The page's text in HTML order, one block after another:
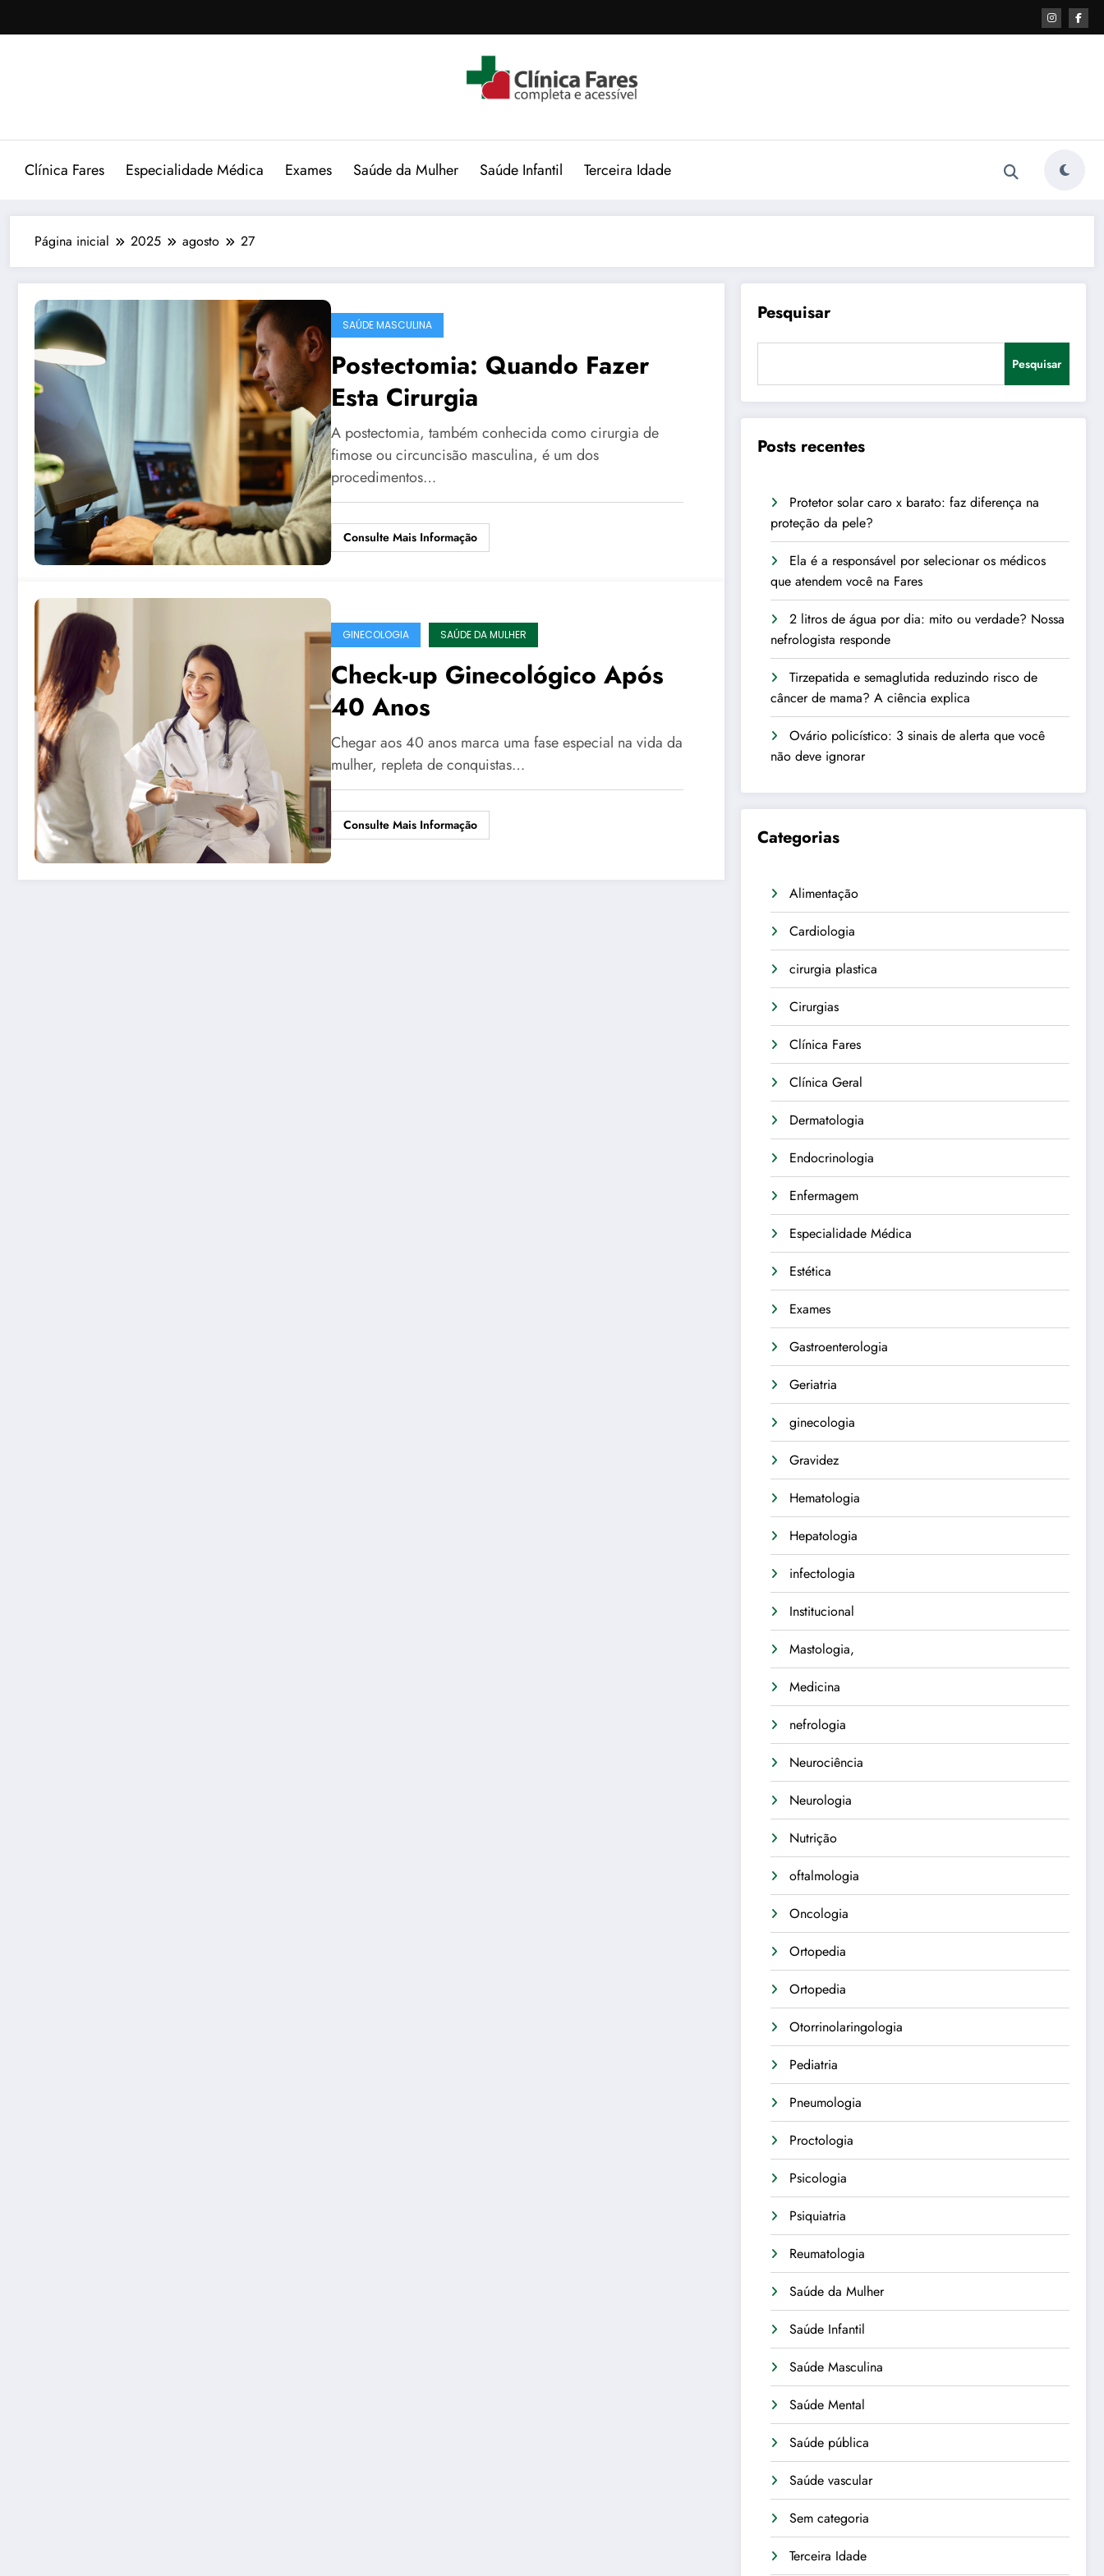
para
Clínica Fares Especialidade Médica Exames Saúde da Mulher Saúde Infantil Terceira Idade
Página inicial 2025 agosto 27
SAÚDE MASCULINA
Postectomia: Quando Fazer
Esta Cirurgia
A postectomia, também conhecida como cirurgia de
fimose ou circuncisão masculina, é um dos
procedimentos…
Consulte Mais Informação
GINECOLOGIA SAÚDE DA MULHER
Check-up Ginecológico Após
40 Anos
Chegar aos 40 anos marca uma fase especial na vida da
mulher, repleta de conquistas…
Consulte Mais Informação
Pesquisar
Pesquisar
Posts recentes
Protetor solar caro x barato: faz diferença na
proteção da pele?
Ela é a responsável por selecionar os médicos
que atendem você na Fares
2 litros de água por dia: mito ou verdade? Nossa
nefrologista responde
Tirzepatida e semaglutida reduzindo risco de
câncer de mama? A ciência explica
Ovário policístico: 3 sinais de alerta que você
não deve ignorar
Categorias
Alimentação
Cardiologia
cirurgia plastica
Cirurgias
Clínica Fares
Clínica Geral
Dermatologia
Endocrinologia
Enfermagem
Especialidade Médica
Estética
Exames
Gastroenterologia
Geriatria
ginecologia
Gravidez
Hematologia
Hepatologia
infectologia
Institucional
Mastologia,
Medicina
nefrologia
Neurociência
Neurologia
Nutrição
oftalmologia
Oncologia
Ortopedia
Ortopedia
Otorrinolaringologia
Pediatria
Pneumologia
Proctologia
Psicologia
Psiquiatria
Reumatologia
Saúde da Mulher
Saúde Infantil
Saúde Masculina
Saúde Mental
Saúde pública
Saúde vascular
Sem categoria
Terceira Idade